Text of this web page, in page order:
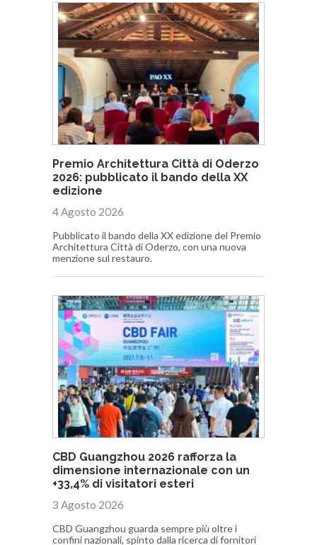
Premio Architettura Città di Oderzo
2026: pubblicato il bando della XX
edizione
4 Agosto 2026
Pubblicato il bando della XX edizione del Premio
Architettura Città di Oderzo, con una nuova
menzione sul restauro.
CBD Guangzhou 2026 rafforza la
dimensione internazionale con un
+33,4% di visitatori esteri
3 Agosto 2026
CBD Guangzhou guarda sempre più oltre i
confini nazionali, spinto dalla ricerca di fornitori